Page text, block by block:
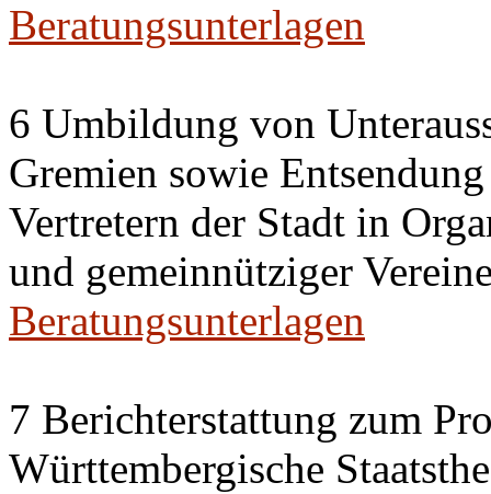
Beratungsunterlagen
6 Umbildung von
Gremien sowie
Vertretern der Stadt in
und gemeinnütziger
Beratungsunterlagen
7 Berichterstattung zum
Württembergische